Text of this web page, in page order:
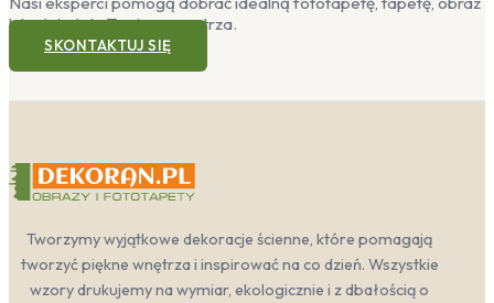
lub plakat do Twojego wnętrza.
SKONTAKTUJ SIĘ
Tworzymy wyjątkowe dekoracje ścienne, które pomagają
tworzyć piękne wnętrza i inspirować na co dzień. Wszystkie
wzory drukujemy na wymiar, ekologicznie i z dbałością o